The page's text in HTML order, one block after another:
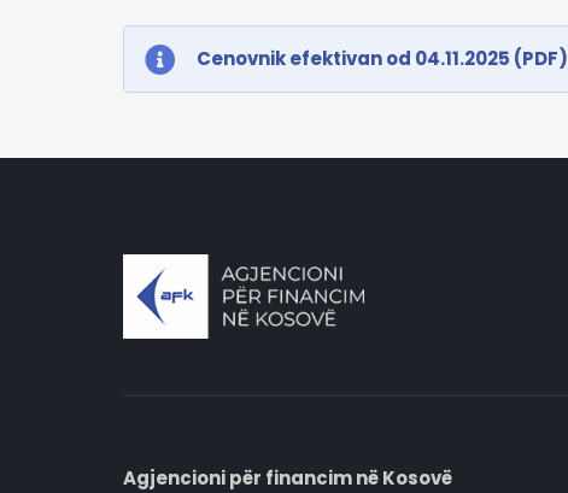
Cenovnik efektivan od 04.11.2025 (PDF)
Agjencioni për financim në Kosovë